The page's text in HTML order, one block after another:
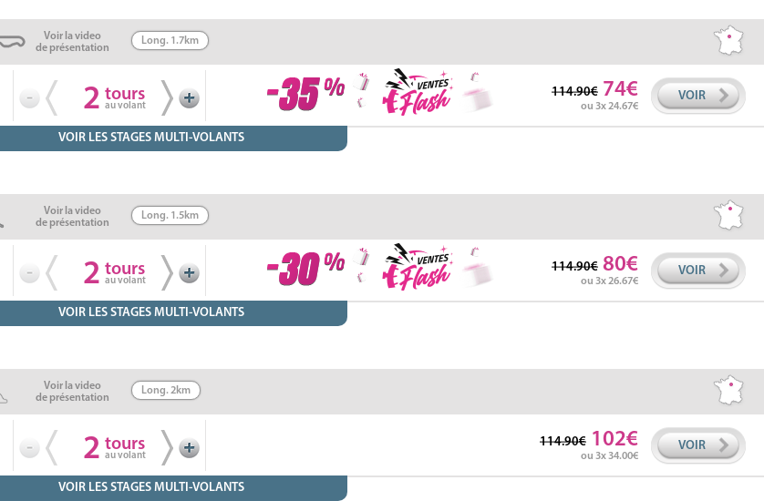
Voir la video
de présentation
Long. 1.7km
2 tours
au volant
114.90 74
ou 3x 24.67
VOIR
VOIR LES STAGES MULTI-VOLANTS
Voir la video
de présentation
Long. 1.5km
2 tours
au volant
114.90 80
ou 3x 26.67
VOIR
VOIR LES STAGES MULTI-VOLANTS
Voir la video
de présentation
Long. 2km
2 tours
au volant
114.90 102
ou 3x 34.00
VOIR
VOIR LES STAGES MULTI-VOLANTS